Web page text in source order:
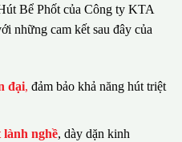
Bể Phốt của Công ty KTA
những cam kết sau đây của
đại, đảm bảo khả năng hút triệt
nghề, dày dặn kinh